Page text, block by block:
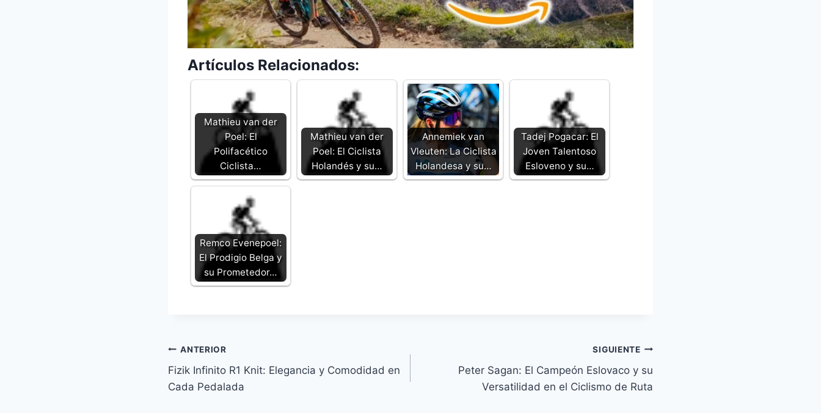
Artículos Relacionados:
Mathieu van der
Poel: El
Polifacético
Ciclista…
Mathieu van der
Poel: El Ciclista
Holandés y su…
Annemiek van
Vleuten: La Ciclista
Holandesa y su…
Tadej Pogacar: El
Joven Talentoso
Esloveno y su…
Remco Evenepoel:
El Prodigio Belga y
su Prometedor…
Navegación
de
ANTERIOR
Fizik Infinito R1 Knit: Elegancia y Comodidad en
Cada Pedalada
SIGUIENTE
Peter Sagan: El Campeón Eslovaco y su
Versatilidad en el Ciclismo de Ruta